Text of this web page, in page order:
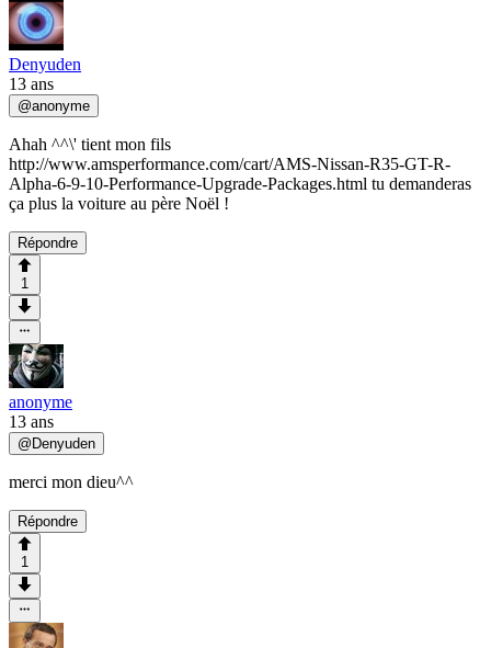
Denyuden
13 ans
@anonyme
Ahah ^^\' tient mon fils
http://www.amsperformance.com/cart/AMS-Nissan-R35-GT-R-
Alpha-6-9-10-Performance-Upgrade-Packages.html tu demanderas
ça plus la voiture au père Noël !
Répondre
1
anonyme
13 ans
@ Denyuden
merci mon dieu^^
Répondre
1